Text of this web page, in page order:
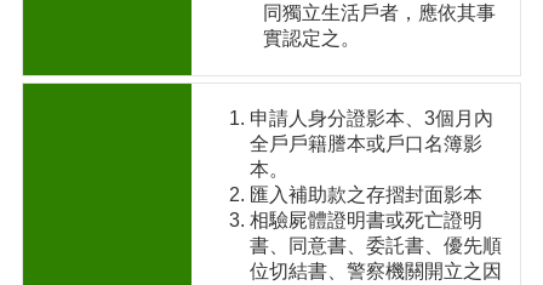
同獨立生活戶者，應依其事
實認定之。
申請人身分證影本、3個月內
全戶戶籍謄本或戶口名簿影
本。
匯入補助款之存摺封面影本
相驗屍體證明書或死亡證明
書、同意書、委託書、優先順
位切結書、警察機關開立之因